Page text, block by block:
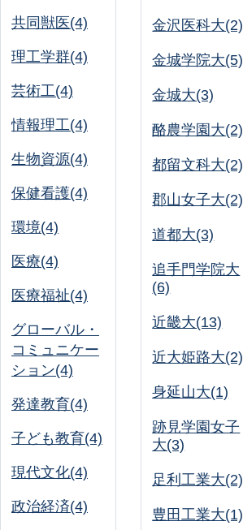
共同獣医(4)
理工学群(4)
芸術工(4)
情報理工(4)
生物資源(4)
保健看護(4)
環境(4)
医療(4)
医療福祉(4)
グローバル・
コミュニケー
ション(4)
発達教育(4)
子ども教育(4)
現代文化(4)
政治経済(4)
金沢医科大(2)
金城学院大(5)
金城大(3)
酪農学園大(2)
都留文科大(2)
郡山女子大(2)
道都大(3)
追手門学院大
(6)
近畿大(13)
近大姫路大(2)
身延山大(1)
跡見学園女子
大(3)
足利工業大(2)
豊田工業大(1)